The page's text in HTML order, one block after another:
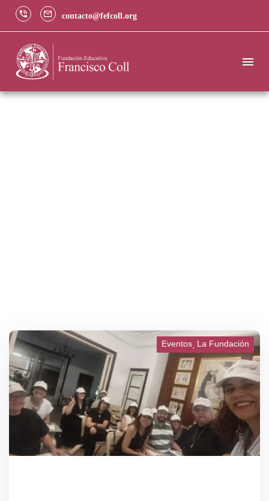
contacto@fefcoll.org
Eventos La Fundación